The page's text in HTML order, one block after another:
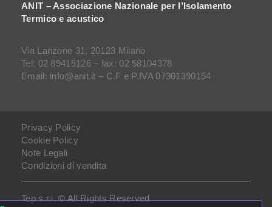
ANIT – Associazione Nazionale per l’Isolamento
Termico e acustico
Via Lanzone 31, 20123 Milano
Tel: 02 89415126 – fax: 02 58104378
Email: info@anit.it – C.F e P.IVA 07301390154
Tep s.r.l. © All Rights Reserved
Privacy Policy
Cookie Policy
Note Legali
Condizioni di vendita